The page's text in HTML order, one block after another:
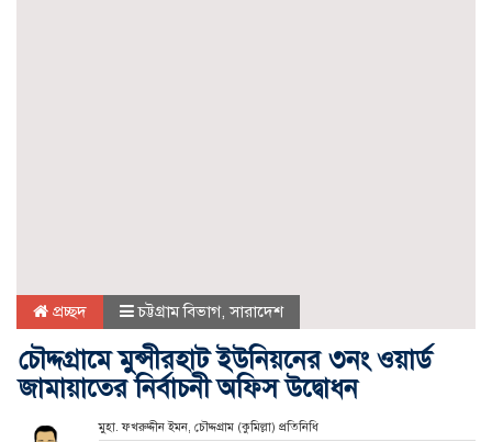
প্রচ্ছদ চট্টগ্রাম বিভাগ,সারাদেশ
চৌদ্দগ্রামে মুন্সীরহাট ইউনিয়নের ৩নং ওয়ার্ড
জামায়াতের নির্বাচনী অফিস উদ্বোধন
মুহা. ফখরুদ্দীন ইমন, চৌদ্দগ্রাম (কুমিল্লা) প্রতিনিধি